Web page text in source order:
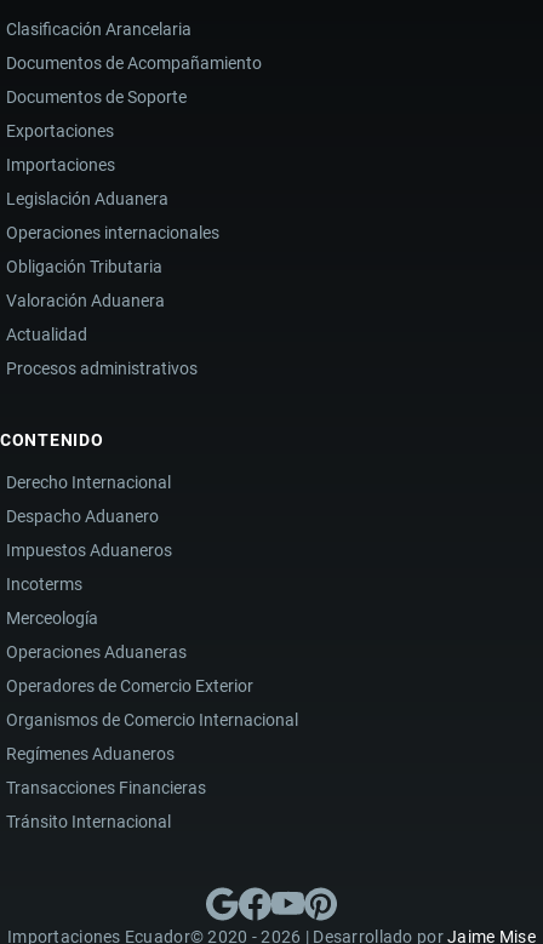
Clasificación Arancelaria
Documentos de Acompañamiento
Documentos de Soporte
Exportaciones
Importaciones
Legislación Aduanera
Operaciones internacionales
Obligación Tributaria
Valoración Aduanera
Actualidad
Procesos administrativos
CONTENIDO
Derecho Internacional
Despacho Aduanero
Impuestos Aduaneros
Incoterms
Merceología
Operaciones Aduaneras
Operadores de Comercio Exterior
Organismos de Comercio Internacional
Regímenes Aduaneros
Transacciones Financieras
Tránsito Internacional
Importaciones Ecuador© 2020 - 2026 | Desarrollado porJaime Mise